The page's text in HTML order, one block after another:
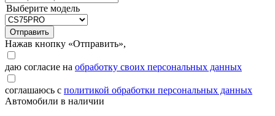
Выберите модель
Отправить
Нажав кнопку «Отправить»,
даю согласие на обработку своих персональных данных
соглашаюсь с политикой обработки персональных данных
Автомобили в наличии